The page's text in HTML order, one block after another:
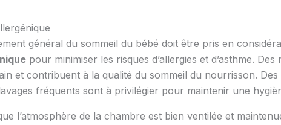
général du sommeil du bébé doit être pris en
pour minimiser les risques d’allergies et d’asthme.
et contribuent à la qualité du sommeil du nourrisson. Des
fréquents sont à privilégier pour maintenir une
l’atmosphère de la chambre est bien ventilée et